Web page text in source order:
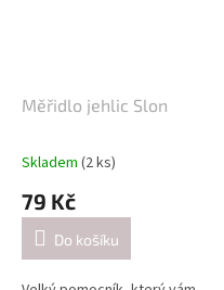
Měřidlo jehlic Slon
Skladem (2 ks)
79 Kč
Do košíku